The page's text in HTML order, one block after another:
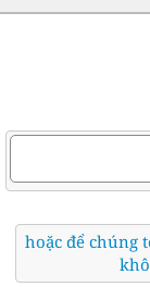
hoặc để chúng